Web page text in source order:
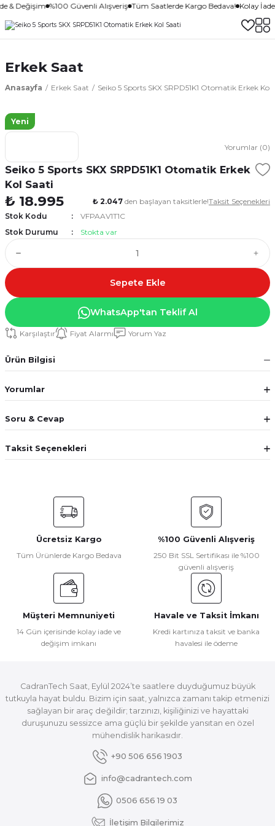
& Değişim %100 Güvenli Alışveriş Tüm Saatlerde Kargo Bedava! Kolay
Erkek Saat
Anasayfa Erkek Saat Seiko 5 Sports SKX SRPD51K1 Otomatik Erkek Kol
Yeni
Yorumlar (0)
Seiko 5 Sports SKX SRPD51K1 Otomatik Erkek
Kol Saati
₺ 18.995 ₺ 2.047 den başlayan taksitlerle!Taksit Seçenekleri
Stok Kodu
VFPAAV1T1C
Stok Durumu
Stokta var
Sepete Ekle
WhatsApp'tan Teklif Al
Karşılaştır Fiyat Alarmı Yorum Yaz
Ürün Bilgisi
Yorumlar
Soru & Cevap
Taksit Seçenekleri
Ücretsiz Kargo
Tüm Ürünlerde Kargo Bedava
%100 Güvenli Alışveriş
250 Bit SSL Sertifikası ile %100
güvenli alışveriş
Müşteri Memnuniyeti
14 Gün içerisinde kolay iade ve
değişim imkanı
Havale ve Taksit İmkanı
Kredi kartınıza taksit ve banka
havalesi ile ödeme
CadranTech Saat, Eylül 2024’te saatlere duyduğumuz büyük
tutkuyla hayat buldu. Bizim için saat, yalnızca zamanı takip etmenizi
sağlayan bir araç değildir; tarzınızı, kişiliğinizi ve hayattaki
duruşunuzu sessizce ama güçlü bir şekilde yansıtan en özel
mühendislik harikasıdır.
+90 506 656 1903
info@cadrantech.com
0506 656 19 03
İletişim Bilgilerimiz